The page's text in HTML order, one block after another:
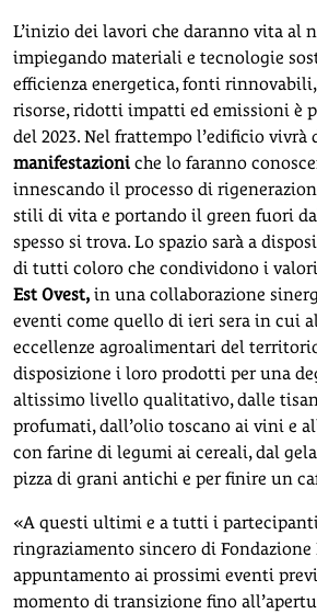
L’inizio dei lavori che daranno vita al
impiegando materiali e tecnologie
efficienza energetica, fonti
risorse, ridotti impatti ed emissioni è
del 2023. Nel frattempo l’edificio vivrà
manifestazioni che lo faranno
innescando il processo di
stili di vita e portando il green fuori
spesso si trova. Lo spazio sarà a
di tutti coloro che condividono i
Est Ovest, in una collaborazione
eventi come quello di ieri sera in cui
eccellenze agroalimentari del
disposizione i loro prodotti per una
altissimo livello qualitativo, dalle
profumati, dall’olio toscano ai vini e
con farine di legumi ai cereali, dal
pizza di grani antichi e per finire un
«A questi ultimi e a tutti i
ringraziamento sincero di Fondazione
appuntamento ai prossimi eventi
momento di transizione fino